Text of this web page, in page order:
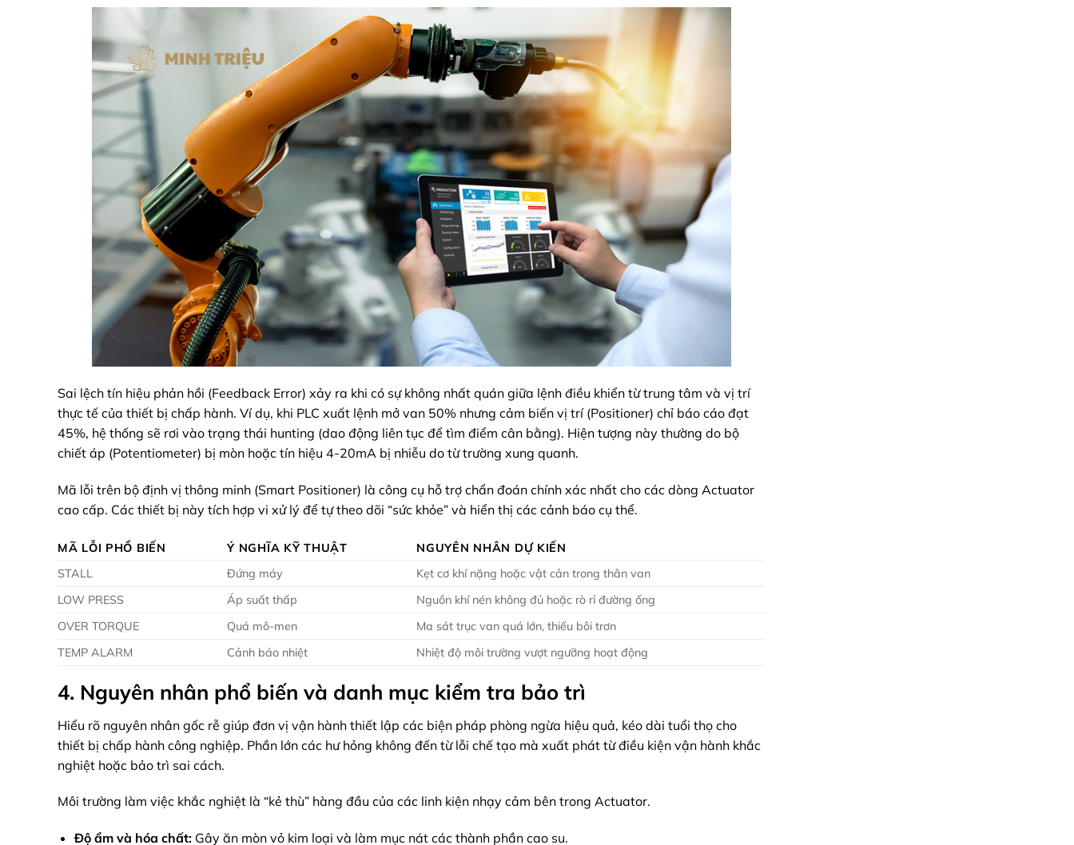
Sai lệch tín hiệu phản hồi (Feedback Error) xảy ra khi có sự không nhất quán giữa lệnh điều khiển từ trung tâm và vị trí
thực tế của thiết bị chấp hành. Ví dụ, khi PLC xuất lệnh mở van 50% nhưng cảm biến vị trí (Positioner) chỉ báo cáo đạt
45%, hệ thống sẽ rơi vào trạng thái hunting (dao động liên tục để tìm điểm cân bằng). Hiện tượng này thường do bộ
chiết áp (Potentiometer) bị mòn hoặc tín hiệu 4-20mA bị nhiễu do từ trường xung quanh.
Mã lỗi trên bộ định vị thông minh (Smart Positioner) là công cụ hỗ trợ chẩn đoán chính xác nhất cho các dòng Actuator
cao cấp. Các thiết bị này tích hợp vi xử lý để tự theo dõi “sức khỏe” và hiển thị các cảnh báo cụ thể.
MÃ LỖI PHỔ BIẾN Ý NGHĨA KỸ THUẬT
NGUYÊN NHÂN DỰ KIẾN
STALL
Đứng máy
Kẹt cơ khí nặng hoặc vật cản trong thân van
LOW PRESS
Áp suất thấp
Nguồn khí nén không đủ hoặc rò rỉ đường ống
OVER TORQUE
Quá mô-men
Ma sát trục van quá lớn, thiếu bôi trơn
TEMP ALARM
Cảnh báo nhiệt Nhiệt độ môi trường vượt ngưỡng hoạt động
4. Nguyên nhân phổ biến và danh mục kiểm tra bảo trì
Hiểu rõ nguyên nhân gốc rễ giúp đơn vị vận hành thiết lập các biện pháp phòng ngừa hiệu quả, kéo dài tuổi thọ cho
thiết bị chấp hành công nghiệp. Phần lớn các hư hỏng không đến từ lỗi chế tạo mà xuất phát từ điều kiện vận hành khắc
nghiệt hoặc bảo trì sai cách.
Môi trường làm việc khắc nghiệt là “kẻ thù” hàng đầu của các linh kiện nhạy cảm bên trong Actuator.
Độ ẩm và hóa chất: Gây ăn mòn vỏ kim loại và làm mục nát các thành phần cao su.